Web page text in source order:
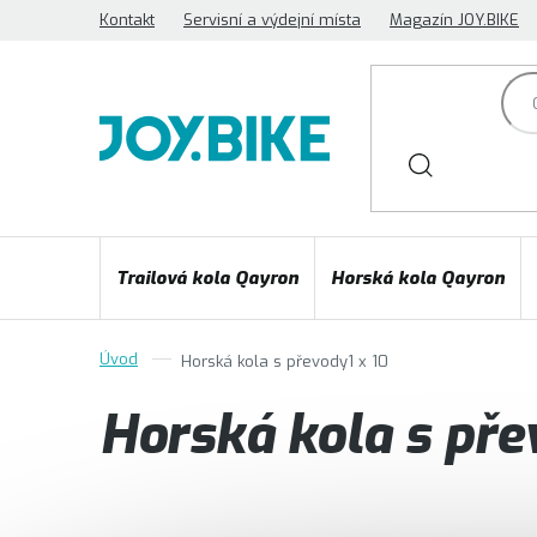
Kontakt Servisní a výdejní místa Magazín JOY.BIKE
Trailová kola Qayron Horská kola Qayron
Horská kola s převody1 x 10
Horská kola s